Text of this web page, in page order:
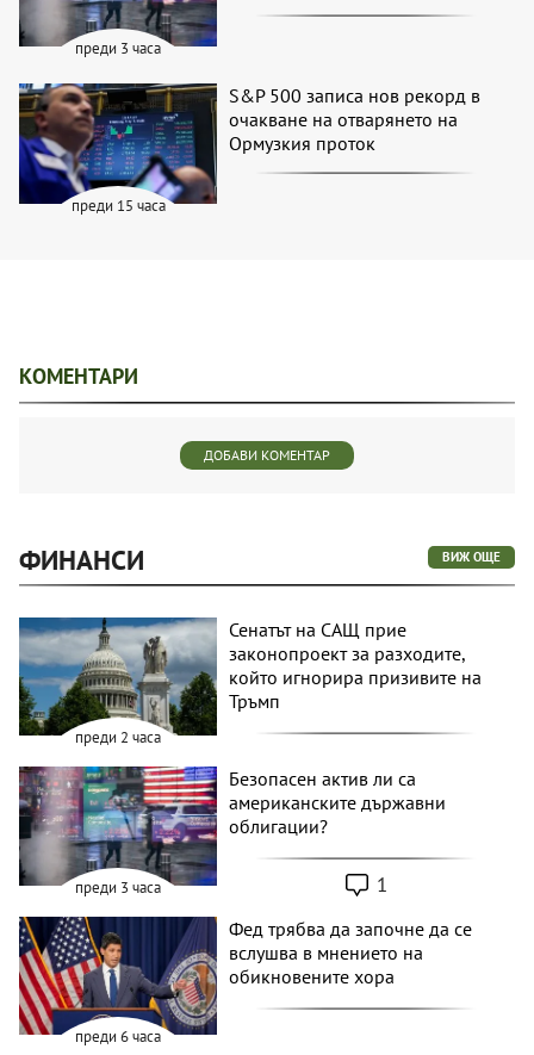
преди 3 часа
преди 15 часа
S&P 500 записа нов рекорд в
очакване на отварянето на
Ормузкия проток
КОМЕНТАРИ
ДОБАВИ КОМЕНТАР
ФИНАНСИ ВИЖ ОЩЕ
преди 2 часа
Сенатът на САЩ прие
законопроект за разходите,
който игнорира призивите на
Тръмп
преди 3 часа
Безопасен актив ли са
американските държавни
облигации?
1
преди 6 часа
Фед трябва да започне да се
вслушва в мнението на
обикновените хора